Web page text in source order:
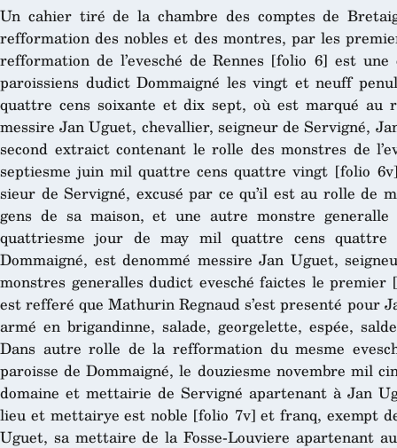
Un cahier tiré de la chambre des comptes de
refformation des nobles et des montres, par les
refformation de l’evesché de Rennes [folio 6] est
paroissiens dudict Dommaigné les vingt et neuff
quattre cens soixante et dix sept, où est marqué au
messire Jan Uguet, chevallier, seigneur de Servigné,
second extraict contenant le rolle des monstres de
septiesme juin mil quattre cens quattre vingt [folio
sieur de Servigné, excusé par ce qu’il est au rolle de
gens de sa maison, et une autre monstre
quattriesme jour de may mil quattre cens
Dommaigné, est denommé messire Jan Uguet,
monstres generalles dudict evesché faictes le
est refferé que Mathurin Regnaud s’est presenté pour
armé en brigandinne, salade, georgelette, espée,
Dans autre rolle de la refformation du mesme
paroisse de Dommaigné, le douziesme novembre mil
domaine et mettairie de Servigné apartenant à Jan
lieu et mettairye est noble [folio 7v] et franq, exempt
Uguet, sa mettaire de la Fosse-Louviere apartenant